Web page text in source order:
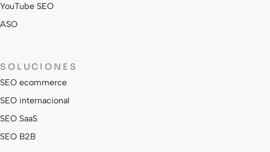
YouTube SEO
ASO
SOLUCIONES
SEO ecommerce
SEO internacional
SEO SaaS
SEO B2B